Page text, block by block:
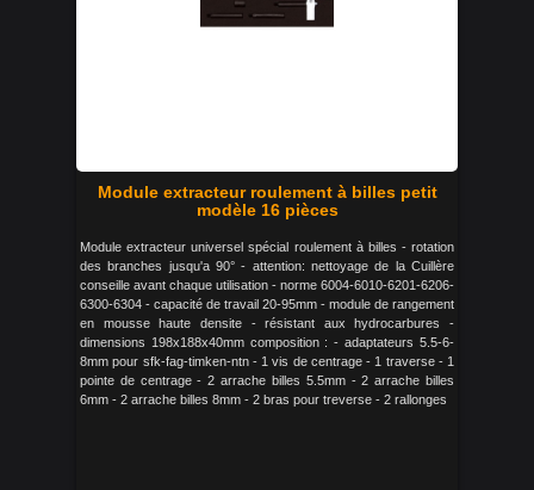
Module extracteur roulement à billes petit
modèle 16 pièces
Module extracteur universel spécial roulement à billes - rotation
des branches jusqu'a 90° - attention: nettoyage de la Cuillère
conseille avant chaque utilisation - norme 6004-6010-6201-6206-
6300-6304 - capacité de travail 20-95mm - module de rangement
en mousse haute densite - résistant aux hydrocarbures -
dimensions 198x188x40mm composition : - adaptateurs 5.5-6-
8mm pour sfk-fag-timken-ntn - 1 vis de centrage - 1 traverse - 1
pointe de centrage - 2 arrache billes 5.5mm - 2 arrache billes
6mm - 2 arrache billes 8mm - 2 bras pour treverse - 2 rallonges